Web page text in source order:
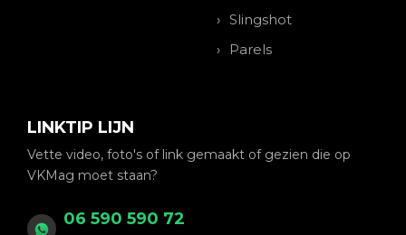
Slingshot
Parels
LINKTIP LIJN
Vette video, foto's of link gemaakt of gezien die op
VKMag moet staan?
06 590 590 72